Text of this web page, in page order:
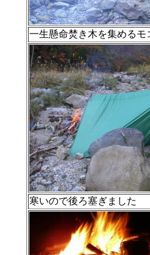
一生懸命焚き木を集めるモ
寒いので後ろ塞ぎました